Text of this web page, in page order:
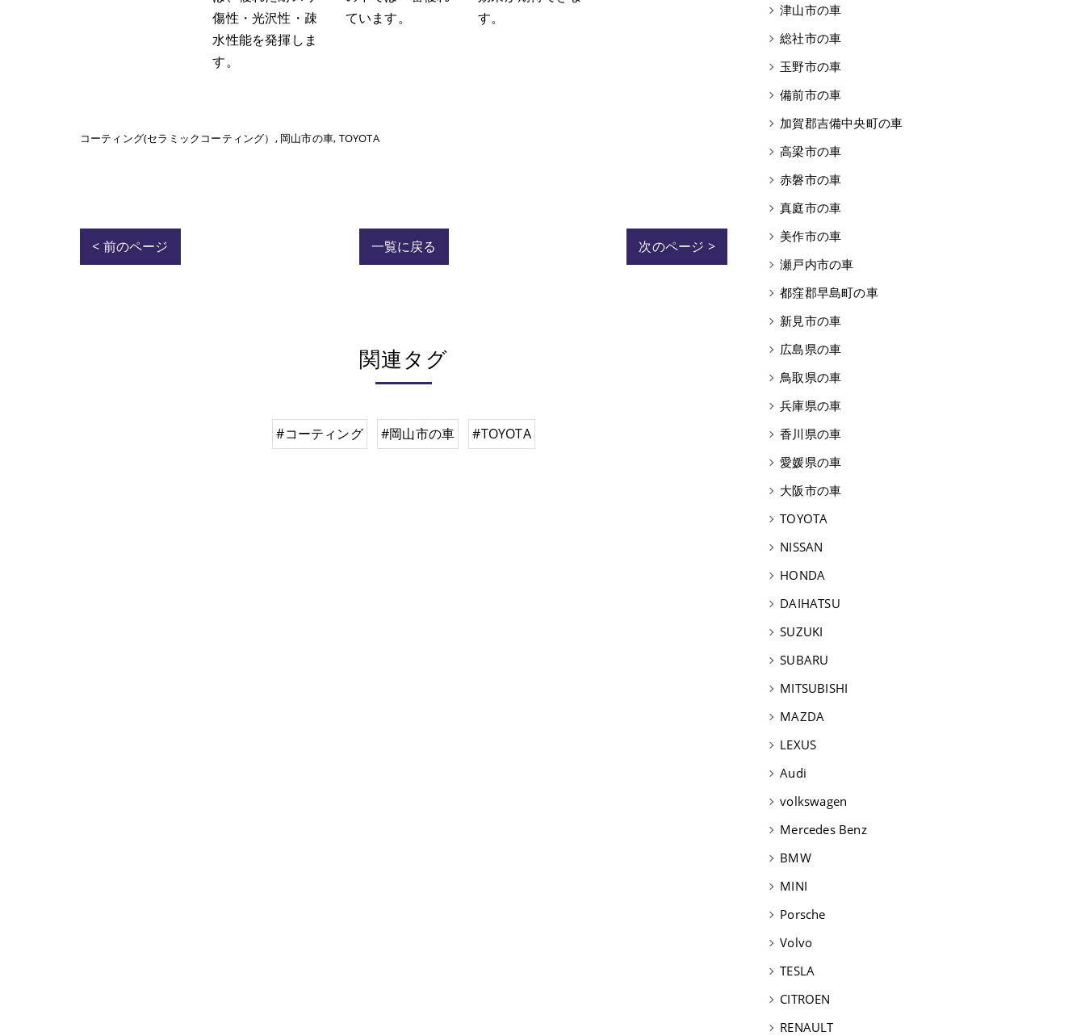
傷性・光沢性・疎
水性能を発揮しま
す。
ています。
す。
コーティング(セラミックコーティング） 岡山市の車 TOYOTA
< 前のページ 一覧に戻る 次のページ >
関連タグ
#コーティング #岡山市の車 #TOYOTA
津山市の車
総社市の車
玉野市の車
備前市の車
加賀郡吉備中央町の車
高梁市の車
赤磐市の車
真庭市の車
美作市の車
瀬戸内市の車
都窪郡早島町の車
新見市の車
広島県の車
鳥取県の車
兵庫県の車
香川県の車
愛媛県の車
大阪市の車
TOYOTA
NISSAN
HONDA
DAIHATSU
SUZUKI
SUBARU
MITSUBISHI
MAZDA
LEXUS
Audi
volkswagen
Mercedes Benz
BMW
MINI
Porsche
Volvo
TESLA
CITROEN
RENAULT